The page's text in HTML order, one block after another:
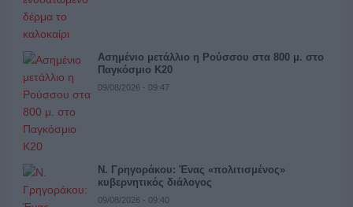
Ασημένιο μετάλλιο η Ρούσσου στα 800 μ. στο
Παγκόσμιο Κ20
09/08/2026 - 09:47
Ν. Γρηγοράκου: Ένας «πολιτισμένος»
κυβερνητικός διάλογος
09/08/2026 - 09:40